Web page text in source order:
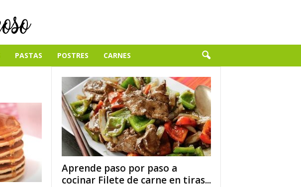
PASTAS POSTRES CARNES
Aprende paso por paso a
cocinar Filete de carne en tiras...